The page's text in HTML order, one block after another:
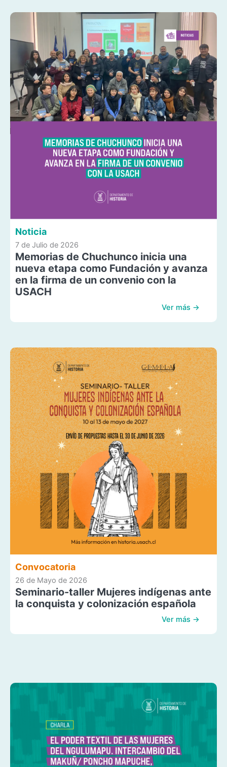
Noticia
7 de Julio de 2026
Memorias de Chuchunco inicia una
nueva etapa como Fundación y avanza
en la firma de un convenio con la
USACH
Ver más →
Convocatoria
26 de Mayo de 2026
Seminario-taller Mujeres indígenas ante
la conquista y colonización española
Ver más →